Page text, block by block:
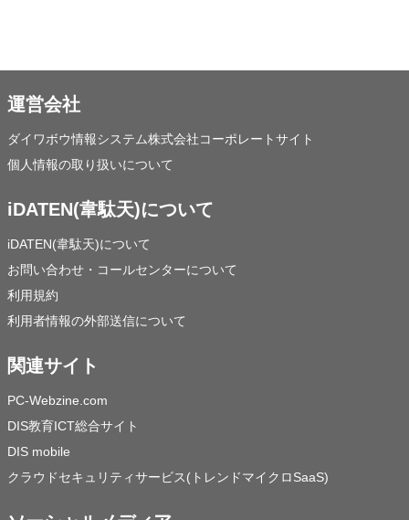
運営会社
ダイワボウ情報システム株式会社コーポレートサイト
個人情報の取り扱いについて
iDATEN(韋駄天)について
iDATEN(韋駄天)について
お問い合わせ・コールセンターについて
利用規約
利用者情報の外部送信について
関連サイト
PC-Webzine.com
DIS教育ICT総合サイト
DIS mobile
クラウドセキュリティサービス(トレンドマイクロSaaS)